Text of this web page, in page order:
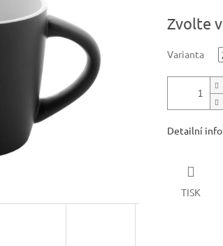
cena:
Zvolte
Varianta
Detailní
TISK